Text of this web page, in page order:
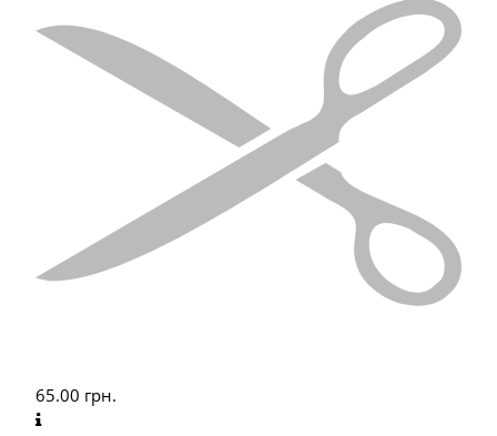
65.00 грн.